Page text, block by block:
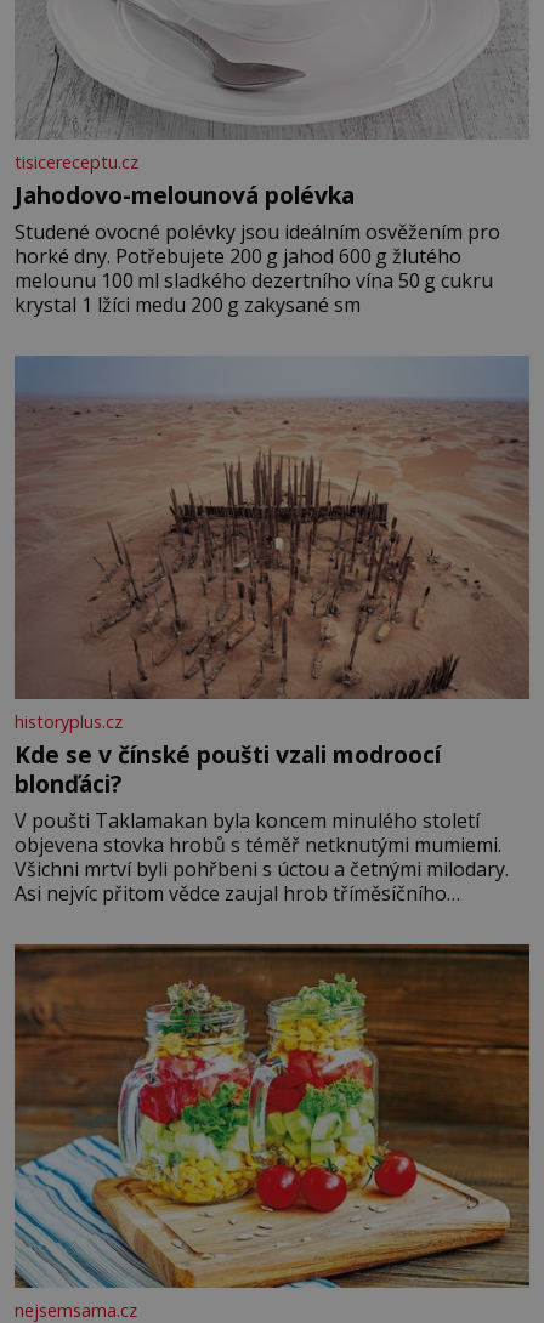
tisicereceptu.cz
Jahodovo-melounová polévka
Studené ovocné polévky jsou ideálním osvěžením pro
horké dny. Potřebujete 200 g jahod 600 g žlutého
melounu 100 ml sladkého dezertního vína 50 g cukru
krystal 1 lžíci medu 200 g zakysané sm
historyplus.cz
Kde se v čínské poušti vzali modroocí
blonďáci?
V poušti Taklamakan byla koncem minulého století
objevena stovka hrobů s téměř netknutými mumiemi.
Všichni mrtví byli pohřbeni s úctou a četnými milodary.
Asi nejvíc přitom vědce zaujal hrob tříměsíčního
blonďaté vlásky. Fakt, že jsou těla dávných lidí nesmírně
dobře zachovalá, přičítají odborníci zdejším klimatickým
podmínkám. Sucho, prosolené písky a extrémně
nejsemsama.cz